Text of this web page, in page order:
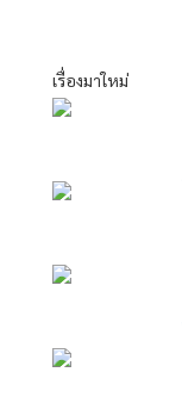
เรื่องมาใหม่